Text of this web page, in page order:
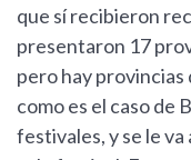
que sí recibieron
presentaron 17
pero hay
como es el caso de
festivales, y se le